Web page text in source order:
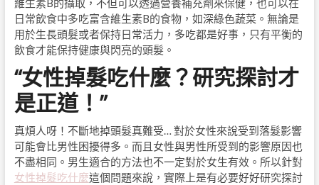
維生素B的攝取，不但可以透過營養補充劑來保健，也可以在
日常飲食中多吃富含維生素B的食物，如深綠色蔬菜。無論是
用於生長頭髮或者保持日常活力，多吃都是好事，只有平衡的
飲食才能保持健康與閃亮的頭髮。
“女性掉髮吃什麼？研究探討才
是正道！”
真煩人呀！不斷地掉頭髮真難受… 對於女性來說受到落髮影響
可能會比男性困擾得多。而且女性與男性所受到的影響原因也
不盡相同。男生適合的方法也不一定對於女生有效。所以針對
女性掉髮吃什麼這個問題來說，實際上是有必要好好研究探討